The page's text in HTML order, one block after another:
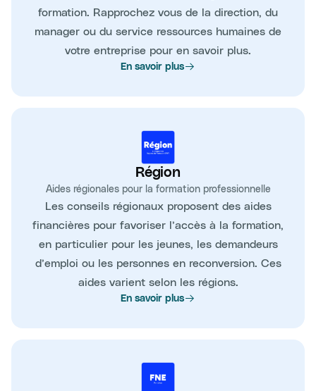
formation. Rapprochez vous de la direction, du
manager ou du service ressources humaines de
votre entreprise pour en savoir plus.
En savoir plus
Région
Aides régionales pour la formation professionnelle
Les conseils régionaux proposent des aides
financières pour favoriser l’accès à la formation,
en particulier pour les jeunes, les demandeurs
d’emploi ou les personnes en reconversion. Ces
aides varient selon les régions.
En savoir plus